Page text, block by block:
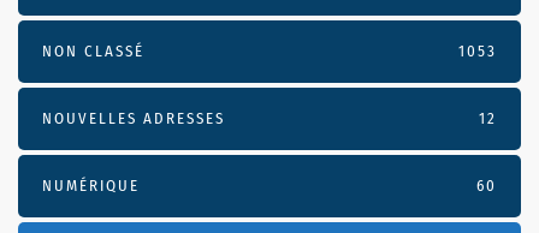
NON CLASSÉ 1053
NOUVELLES ADRESSES 12
NUMÉRIQUE 60